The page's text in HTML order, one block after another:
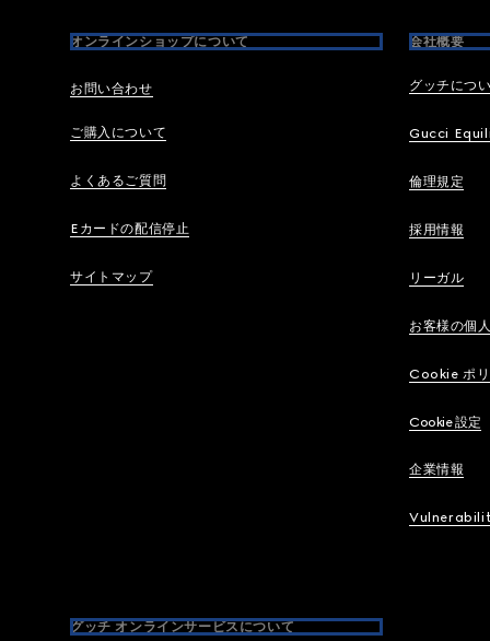
オンラインショップについて
お問い合わせ
ご購入について
よくあるご質問
Eカードの配信停止
サイトマップ
会社概要
グッチにつ
Gucci
倫理規定
採用情報
リーガル
お客様の個
Cookie ポリ
Cookie 設定
企業情報
グッチ オンラインサービスについて